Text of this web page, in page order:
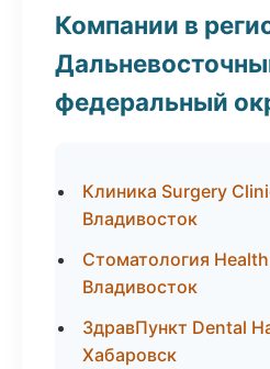
Компании в
федеральный
Клиника Surgery
Владивосток
Стоматология
Владивосток
ЗдравПункт Dental
Хабаровск